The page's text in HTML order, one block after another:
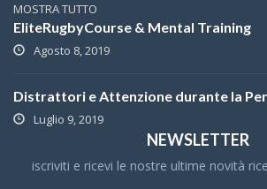
MOSTRA TUTTO
EliteRugbyCourse & Mental Training
Agosto 8, 2019
Distrattori e Attenzione durante la
Luglio 9, 2019
NEWSLETTER
iscriviti e ricevi le nostre ultime novità